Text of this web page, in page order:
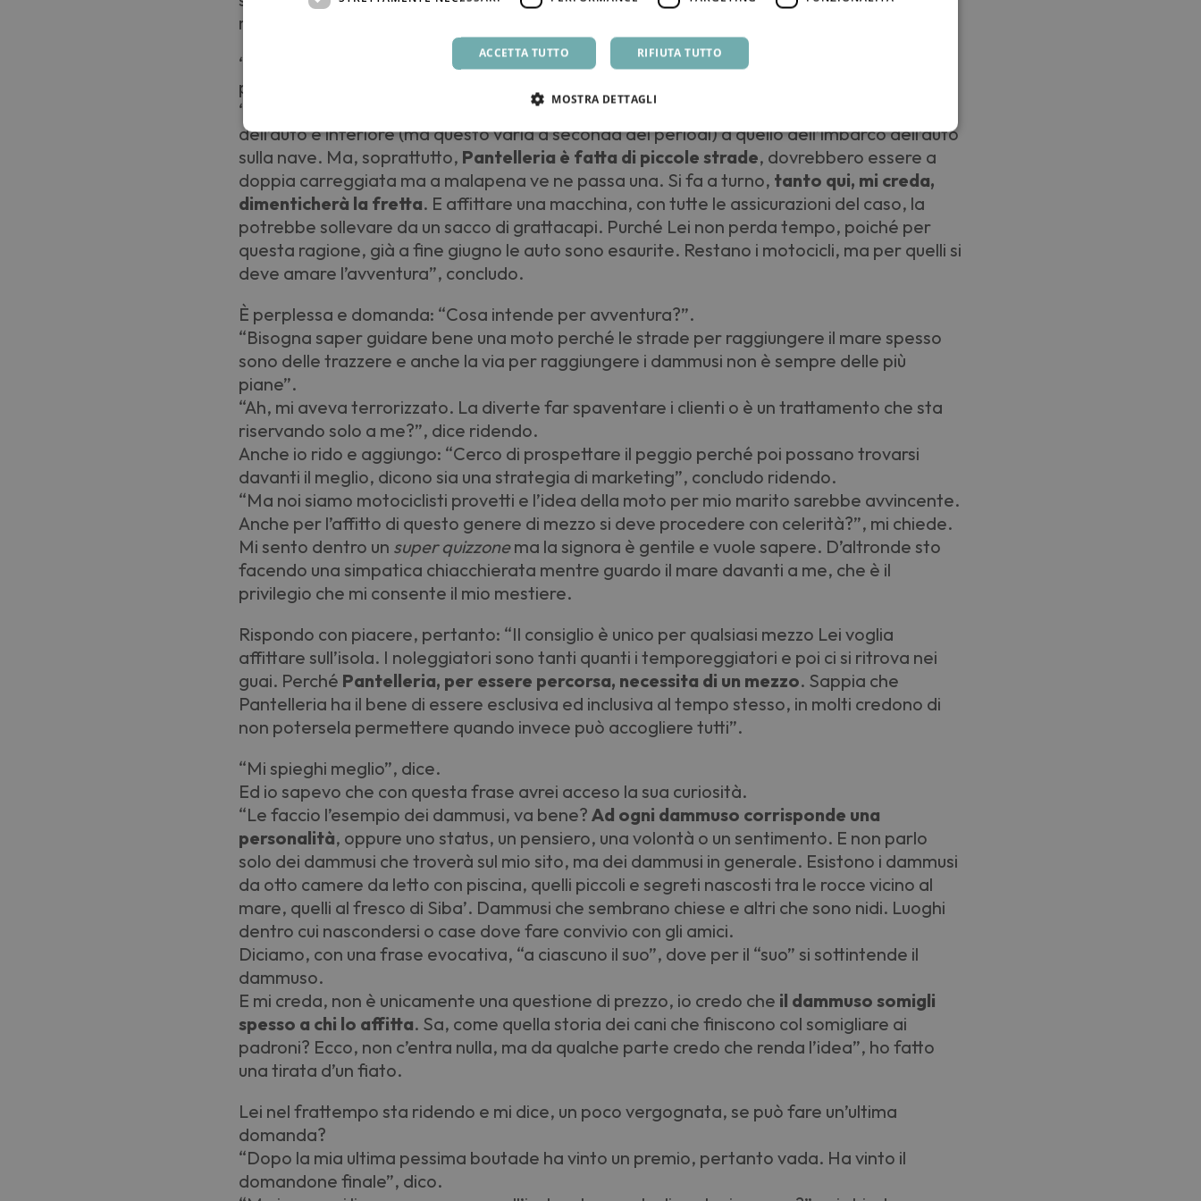
minuti, mi creda attiene unicamente ad una sua scelta”.
“
aereo è più veloce, ma affittare un mezzo non è più costoso che avere la
propria auto? Risponda sinceramente, la prego”, mi esorta.
“
Non ho alcuna difficoltà a farlo. Non so che auto possediate, il prezzo di noleggio
dell’auto è inferiore (ma questo varia a seconda dei periodi) a quello dell’imbarco dell’auto
sulla nave. Ma, soprattutto, Pantelleria è fatta di piccole strade, dovrebbero essere a
doppia carreggiata ma a malapena ve ne passa una. Si fa a turno, tanto qui, mi creda,
dimenticherà la fretta. E affittare una macchina, con tutte le assicurazioni del caso, la
potrebbe sollevare da un sacco di grattacapi. Purché Lei non perda tempo, poiché per
questa ragione, già a fine giugno le auto sono esaurite. Restano i motocicli, ma per quelli si
deve amare l’avventura”, concludo.
È perplessa e domanda: “Cosa intende per avventura?”.
“Bisogna saper guidare bene una moto perché le strade per raggiungere il mare spesso
sono delle trazzere e anche la via per raggiungere i dammusi non è sempre delle più
piane”.
“Ah, mi aveva terrorizzato. La diverte far spaventare i clienti o è un trattamento che sta
riservando solo a me?”, dice ridendo.
Anche io rido e aggiungo: “Cerco di prospettare il peggio perché poi possano trovarsi
davanti il meglio, dicono sia una strategia di marketing”, concludo ridendo.
“Ma noi siamo motociclisti provetti e l’idea della moto per mio marito sarebbe avvincente.
Anche per l’affitto di questo genere di mezzo si deve procedere con celerità?”, mi chiede.
Mi sento dentro un super quizzonema la signora è gentile e vuole sapere. D’altronde sto
facendo una simpatica chiacchierata mentre guardo il mare davanti a me, che è il
privilegio che mi consente il mio mestiere.
Rispondo con piacere, pertanto: “Il consiglio è unico per qualsiasi mezzo Lei voglia
affittare sull’isola. I noleggiatori sono tanti quanti i temporeggiatori e poi ci si ritrova nei
guai. Perché Pantelleria, per essere percorsa, necessita di un mezzo. Sappia che
Pantelleria ha il bene di essere esclusiva ed inclusiva al tempo stesso, in molti credono di
non potersela permettere quando invece può accogliere tutti”.
“Mi spieghi meglio”, dice.
Ed io sapevo che con questa frase avrei acceso la sua curiosità.
“Le faccio l’esempio dei dammusi, va bene? Ad ogni dammuso corrisponde una
personalità, oppure uno status, un pensiero, una volontà o un sentimento. E non parlo
solo dei dammusi che troverà sul mio sito, ma dei dammusi in generale. Esistono i dammusi
da otto camere da letto con piscina, quelli piccoli e segreti nascosti tra le rocce vicino al
mare, quelli al fresco di Siba’. Dammusi che sembrano chiese e altri che sono nidi. Luoghi
dentro cui nascondersi o case dove fare convivio con gli amici.
Diciamo, con una frase evocativa, “a ciascuno il suo”, dove per il “suo” si sottintende il
dammuso.
E mi creda, non è unicamente una questione di prezzo, io credo che il dammuso somigli
spesso a chi lo affitta. Sa, come quella storia dei cani che finiscono col somigliare ai
padroni? Ecco, non c’entra nulla, ma da qualche parte credo che renda l’idea”, ho fatto
una tirata d’un fiato.
Lei nel frattempo sta ridendo e mi dice, un poco vergognata, se può fare un’ultima
domanda?
“Dopo la mia ultima pessima boutade ha vinto un premio, pertanto vada. Ha vinto il
domandone finale”, dico.
ACCETTA TUTTO RIFIUTA TUTTO
MOSTRA DETTAGLI